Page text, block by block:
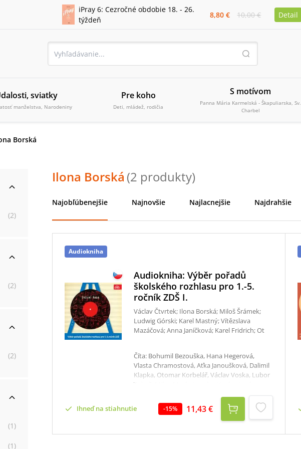
iPray 6: Cezročné obdobie 18. - 26.
týždeň
8,80 € 10,00 € Detail
sviatky
manželstva, Narodeniny
Pre koho
Deti, mládež, rodičia
S motívom
Panna Mária Karmelská - Škapuliarska, Sv.
Charbel
Borská
(2)
(2)
(2)
(1 )
(1 )
Ilona Borská (2 produkty)
Najobľúbenejšie Najnovšie Najlacnejšie Najdrahšie
Audiokniha
Audiokniha: Výběr pořadů
školského rozhlasu pro 1.-5.
ročník ZDŠ I.
Václav Čtvrtek; Ilona Borská; Miloš Šrámek;
Ludwig Górski; Karel Mastný; Vítězslava
Mazáčová; Anna Janíčková; Karel Fridrich; Ot
Číta: Bohumil Bezouška, Hana Hegerová,
Vlasta Chramostová, Aťka Janoušková, Dalimil
Klapka, Otomar Korbelář, Václav Voska, Lubor
Tokoš, Milan Mach, Jaroslav Kepka, Lenka
Sedláčková, Pavel Wimmer, Svatopluk Skládal,
Jindra Hollmanová, Renata Pobudová, Josef
Chvalina, Josef Stoklasa, Miloš Liška, Eva
Klepáčová, Alexandra Hájková, Eva
Tauchenová, Marcela Maratová, Dana
Ihneď na stiahnutie -15% 11,43 €